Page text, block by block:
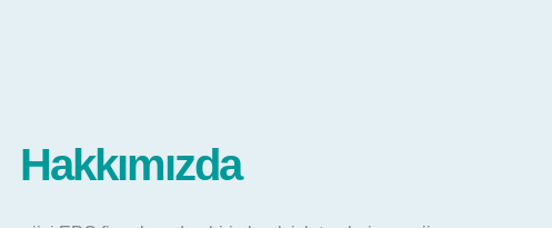
Hakkımızda